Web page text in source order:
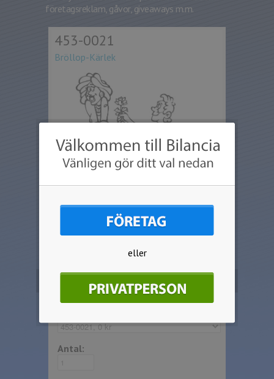
företagsreklam, gåvor, giveaways m.m.
453-0021
Bröllop-Kärlek
Beställ produkten
Antal:
eller